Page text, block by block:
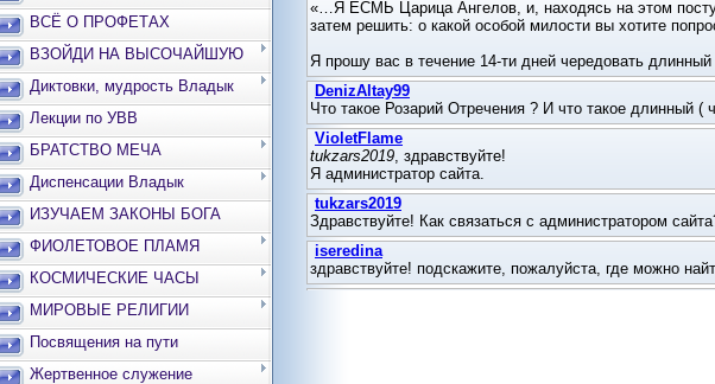
ВСЁ О ПРОФЕТАХ
ВЗОЙДИ НА ВЫСОЧАЙШУЮ
ВЕРШИНУ
Диктовки, мудрость Владык
Лекции по УВВ
БРАТСТВО МЕЧА
Диспенсации Владык
ИЗУЧАЕМ ЗАКОНЫ БОГА
ФИОЛЕТОВОЕ ПЛАМЯ
КОСМИЧЕСКИЕ ЧАСЫ
МИРОВЫЕ РЕЛИГИИ
Посвящения на пути
Жертвенное служение